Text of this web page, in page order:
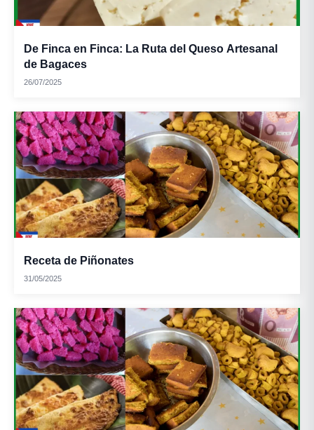
De Finca en Finca: La Ruta del Queso Artesanal
de Bagaces
26/07/2025
Receta de Piñonates
31/05/2025